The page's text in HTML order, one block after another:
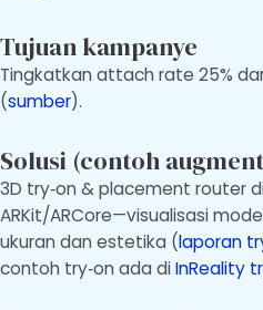
Tujuan kampanye
Tingkatkan attach rate 25%
(sumber).
Solusi (contoh
3D try‑on & placement router
ARKit/ARCore—visualisasi
ukuran dan estetika (laporan
contoh try‑on ada di InReality